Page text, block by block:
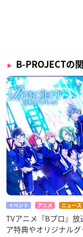
B-PROJECTの
イベント アニメ ニュース
TVアニメ『Bプロ』
ア特典やオリジナルグ